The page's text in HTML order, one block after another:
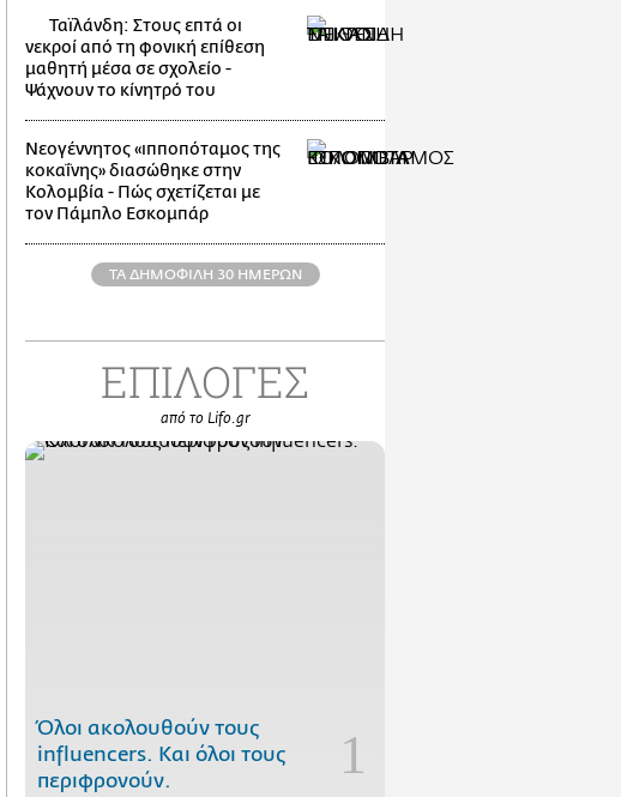
Ταϊλάνδη: Στους επτά οι
νεκροί από τη φονική επίθεση
μαθητή μέσα σε σχολείο -
Ψάχνουν το κίνητρό του
Νεογέννητος «ιπποπόταμος της
κοκαΐνης» διασώθηκε στην
Κολομβία - Πώς σχετίζεται με
τον Πάμπλο Εσκομπάρ
ΤΑ ΔΗΜΟΦΙΛΗ 30 ΗΜΕΡΩΝ
ΕΠΙΛΟΓΕΣ
από το Lifo.gr
Όλοι ακολουθούν τους
influencers. Και όλοι τους
περιφρονούν.